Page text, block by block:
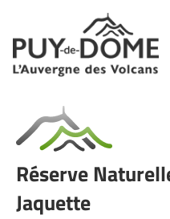
Panneau de gestion des
Réserve
Jaquette